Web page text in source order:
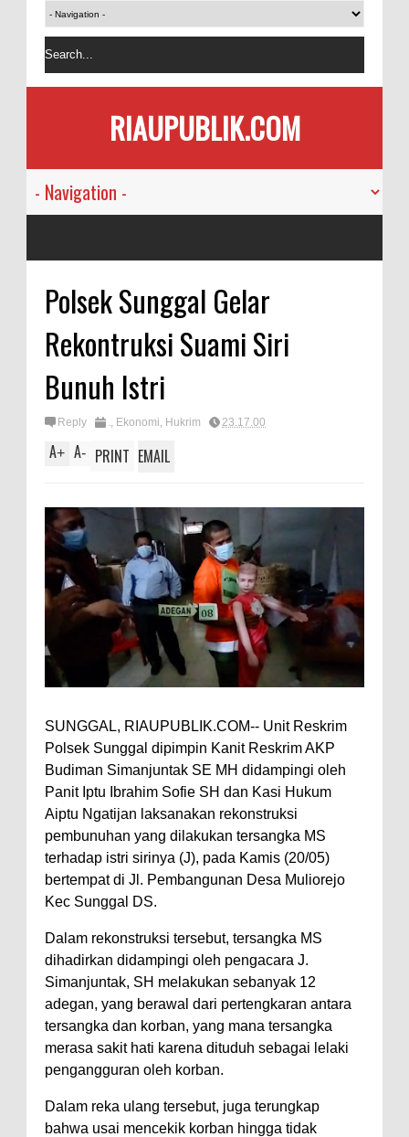
RIAUPUBLIK.COM
Polsek Sunggal Gelar
Rekontruksi Suami Siri
Bunuh Istri
Reply ., Ekonomi, Hukrim 23.17.00
A+ A- PRINT EMAIL
SUNGGAL, RIAUPUBLIK.COM-- Unit Reskrim
Polsek Sunggal dipimpin Kanit Reskrim AKP
Budiman Simanjuntak SE MH didampingi oleh
Panit Iptu Ibrahim Sofie SH dan Kasi Hukum
Aiptu Ngatijan laksanakan rekonstruksi
pembunuhan yang dilakukan tersangka MS
terhadap istri sirinya (J), pada Kamis (20/05)
bertempat di Jl. Pembangunan Desa Muliorejo
Kec Sunggal DS.
Dalam rekonstruksi tersebut, tersangka MS
dihadirkan didampingi oleh pengacara J.
Simanjuntak, SH melakukan sebanyak 12
adegan, yang berawal dari pertengkaran antara
tersangka dan korban, yang mana tersangka
merasa sakit hati karena dituduh sebagai lelaki
pengangguran oleh korban.
Dalam reka ulang tersebut, juga terungkap
bahwa usai mencekik korban hingga tidak